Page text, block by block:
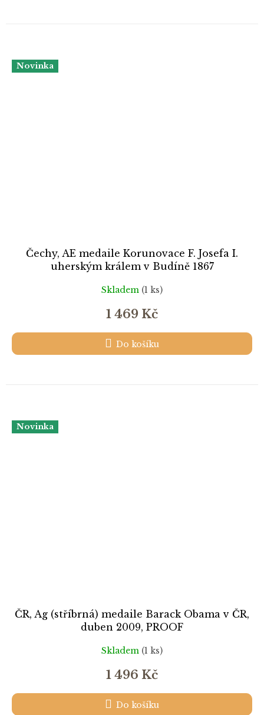
Novinka
Čechy, AE medaile Korunovace F. Josefa I.
uherským králem v Budíně 1867
Skladem (1 ks)
1 469 Kč
Do košíku
Novinka
ČR, Ag (stříbrná) medaile Barack Obama v ČR,
duben 2009, PROOF
Skladem (1 ks)
1 496 Kč
Do košíku